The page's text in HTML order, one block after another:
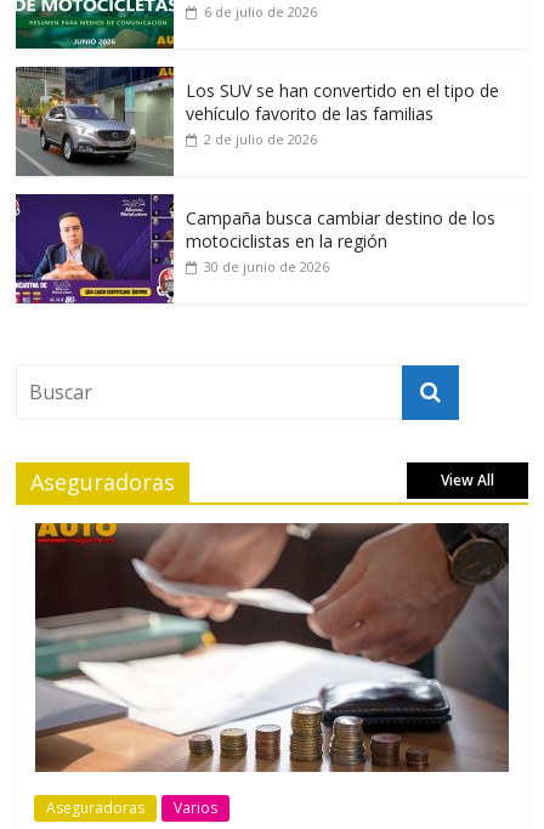
6 de julio de 2026
Los SUV se han convertido en el tipo de
vehículo favorito de las familias
2 de julio de 2026
Campaña busca cambiar destino de los
motociclistas en la región
30 de junio de 2026
Aseguradoras View All
Aseguradoras Varios